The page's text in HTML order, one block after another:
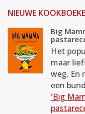
NIEUWE
Big
Het
maar
weg. En
een
'Big